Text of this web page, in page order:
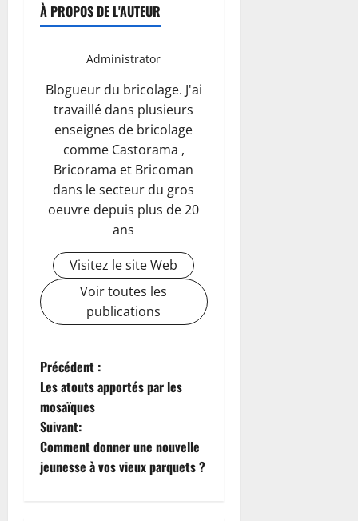
À PROPOS DE L'AUTEUR
Administrator
Blogueur du bricolage. J'ai
travaillé dans plusieurs
enseignes de bricolage
comme Castorama ,
Bricorama et Bricoman
dans le secteur du gros
oeuvre depuis plus de 20
ans
Visitez le site Web
Voir toutes les
publications
N
a
v
i
Précédent :
Les atouts apportés par les
mosaïques
Suivant:
Comment donner une nouvelle
jeunesse à vos vieux parquets ?